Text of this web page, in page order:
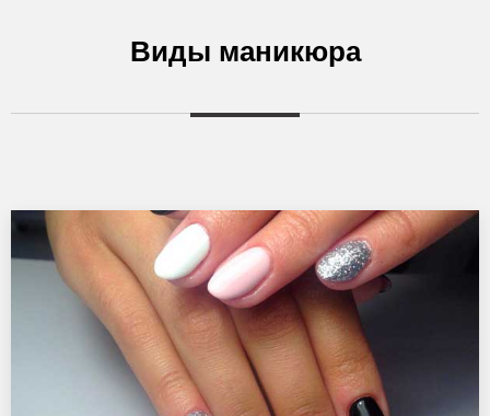
Виды маникюра